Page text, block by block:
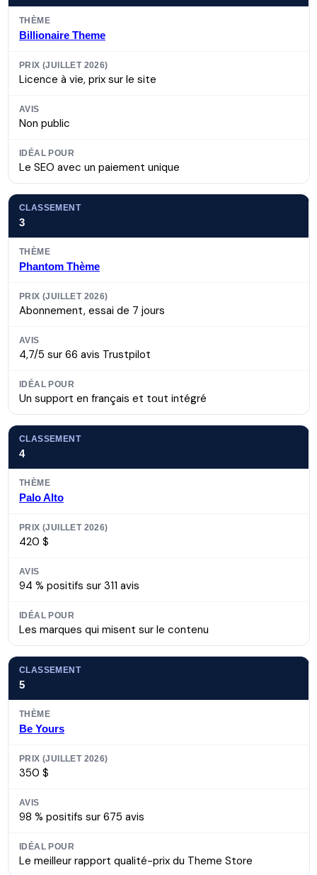
Billionaire Theme
Licence à vie, prix sur le site
Non public
Le SEO avec un paiement unique
3
Phantom Thème
Abonnement, essai de 7 jours
4,7/5 sur 66 avis Trustpilot
Un support en français et tout intégré
4
Palo Alto
420 $
94 % positifs sur 311 avis
Les marques qui misent sur le contenu
5
Be Yours
350 $
98 % positifs sur 675 avis
Le meilleur rapport qualité-prix du Theme Store